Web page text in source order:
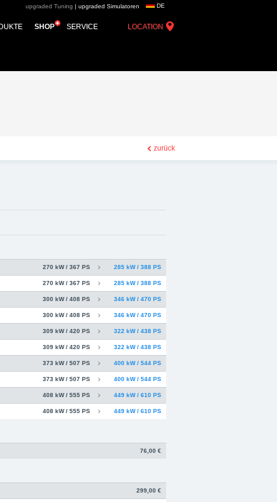
- Chiptuning,
DE
LOCATION
SERVICE
SHOP
upgraded Tuning | upgraded Simulatoren
zurück
285 kW / 388 PS
270 kW / 367 PS
285 kW / 388 PS
270 kW / 367 PS
346 kW / 470 PS
300 kW / 408 PS
346 kW / 470 PS
300 kW / 408 PS
322 kW / 438 PS
309 kW / 420 PS
322 kW / 438 PS
309 kW / 420 PS
400 kW / 544 PS
373 kW / 507 PS
400 kW / 544 PS
373 kW / 507 PS
449 kW / 610 PS
408 kW / 555 PS
449 kW / 610 PS
408 kW / 555 PS
76,00 €
299,00 €